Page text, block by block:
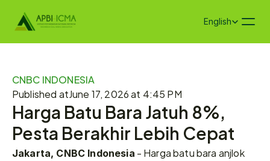
Select Language
English
CNBC INDONESIA
Published atJune 17, 2026 at 4:45 PM
Harga Batu Bara Jatuh 8%,
Pesta Berakhir Lebih Cepat
Jakarta, CNBC Indonesia - Harga batu bara anjlok